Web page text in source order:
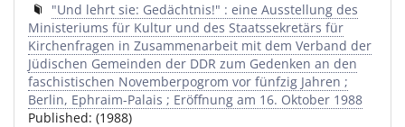
"Und lehrt sie: Gedächtnis!" : eine Ausstellung des
Ministeriums für Kultur und des Staatssekretärs für
Kirchenfragen in Zusammenarbeit mit dem Verband der
Jüdischen Gemeinden der DDR zum Gedenken an den
faschistischen Novemberpogrom vor fünfzig Jahren ;
Berlin, Ephraim-Palais ; Eröffnung am 16. Oktober 1988
Published: (1988)